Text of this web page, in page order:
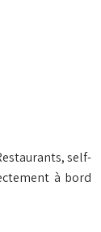
self-
à bord